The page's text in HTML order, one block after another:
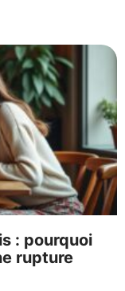
: pourquoi
rupture